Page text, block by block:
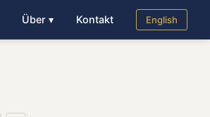
Über ▾ Kontakt English